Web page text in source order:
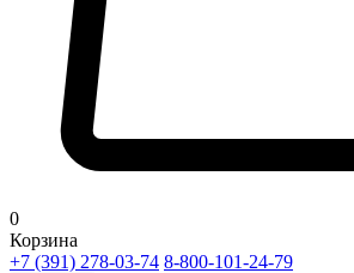
0
Корзина
+7 (391) 278-03-74 8-800-101-24-79